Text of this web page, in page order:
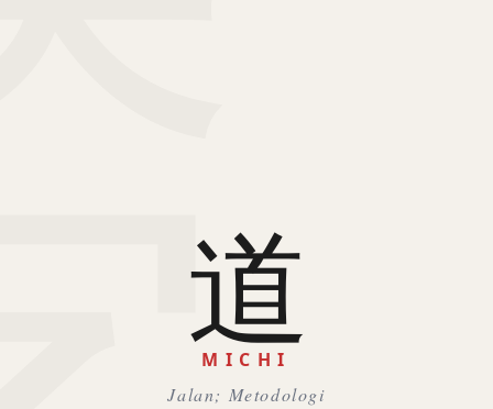
道
MICHI
Jalan; Metodologi